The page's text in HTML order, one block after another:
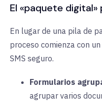
El «paquete
En lugar de una pila de
proceso comienza con
SMS seguro.
Formularios
agrupar varios